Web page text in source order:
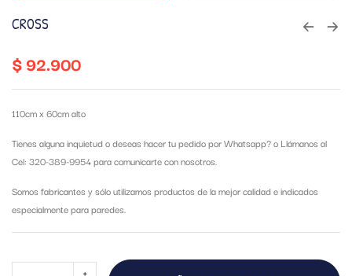
CROSS
$92.900
110cm x 60cm alto
Tienes alguna inquietud o deseas hacer tu pedido por Whatsapp?o Llámanos al
Cel: 320-389-9954 para comunicarte con nosotros.
Somos fabricantes y sólo utilizamos productos de la mejor calidad e indicados
especialmente para paredes.